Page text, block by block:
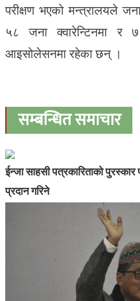
परीक्षण भएको मन्त्रालयले
५८ जना क्वारेन्टिनमा
आइसोलेसनमा रहेका छन् ।
सम्बन्धित समाचार
ईन्जा साहसी पत्रकारिताको
प्रदान गरिने